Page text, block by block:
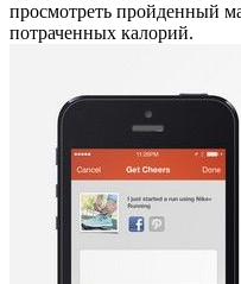
просмотреть пройденный
потраченных калорий.